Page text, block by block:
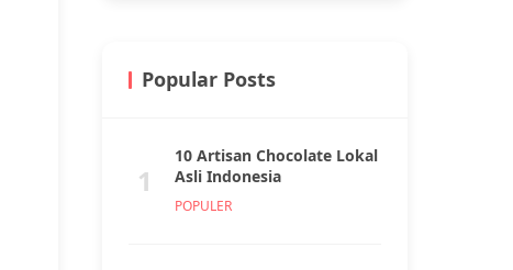
Popular Posts
1
10 Artisan Chocolate Lokal
Asli Indonesia
POPULER